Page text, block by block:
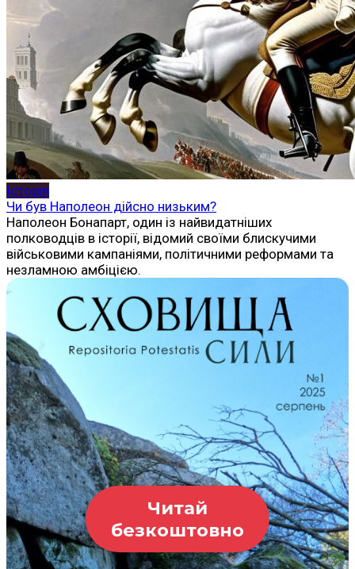
Історія
Чи був Наполеон дійсно низьким?
Наполеон Бонапарт, один із найвидатніших
полководців в історії, відомий своїми блискучими
військовими кампаніями, політичними реформами та
незламною амбіцією.
Читай
безкоштовно